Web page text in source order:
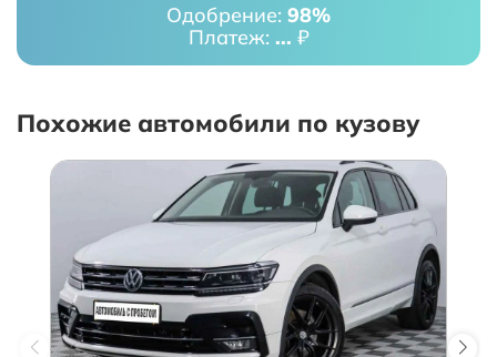
Одобрение: 98%
Платеж: ... ₽
Похожие автомобили по кузову